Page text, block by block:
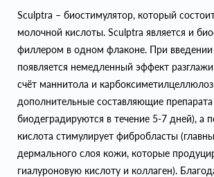
Sculptra – биостимулятор, который
молочной кислоты. Sculptra является и
филлером в одном флаконе. При введении
появляется немедленный эффект
счёт маннитола и
дополнительные составляющие препарата
биодеградируются в течение 5-7 дней), а
кислота стимулирует фибробласты
дермального слоя кожи, которые
гиалуроновую кислоту и коллаген).